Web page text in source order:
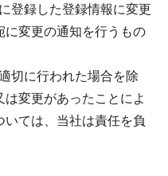
登録した登録情報に変更
に変更の通知を行うもの
切に行われた場合を除
変更があったことによ
いては、当社は責任を負